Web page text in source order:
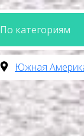
По категориям
Южная